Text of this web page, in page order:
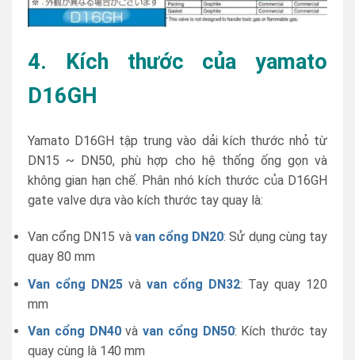
4. Kích thước của yamato
D16GH
Yamato D16GH tập trung vào dải kích thước nhỏ từ
DN15 ~ DN50, phù hợp cho hệ thống ống gọn và
không gian hạn chế. Phân nhó kích thước của D16GH
gate valve dựa vào kích thước tay quay là:
Van cổng DN15 và van cổng DN20: Sử dụng cùng tay
quay 80 mm
Van cổng DN25 và van cổng DN32: Tay quay 120
mm
Van cổng DN40vàvan cổng DN50: Kích thước tay
quay cùng là 140 mm